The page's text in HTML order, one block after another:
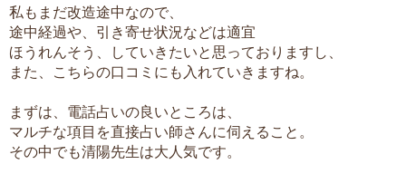
私もまだ改造途中なので、
途中経過や、引き寄せ状況などは適宜
ほうれんそう、していきたいと思っておりますし、
また、こちらの口コミにも入れていきますね。
まずは、電話占いの良いところは、
マルチな項目を直接占い師さんに伺えること。
その中でも清陽先生は大人気です。